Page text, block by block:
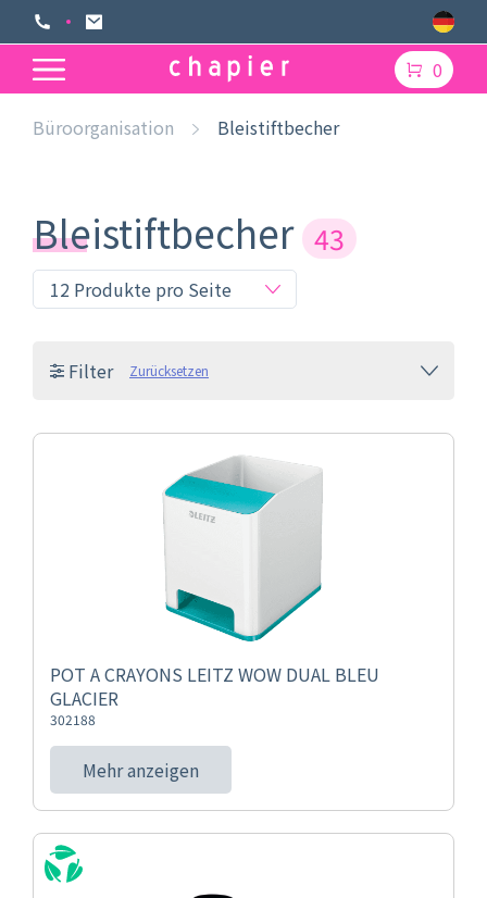
0
Büroorganisation Bleistiftbecher
Bleistiftbecher 43
Filter Zurücksetzen
POT A CRAYONS LEITZ WOW DUAL BLEU
GLACIER
302188
Mehr anzeigen